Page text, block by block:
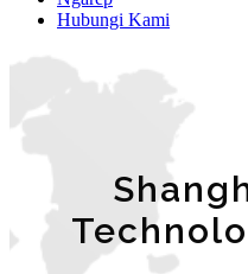
Hubungi Kami